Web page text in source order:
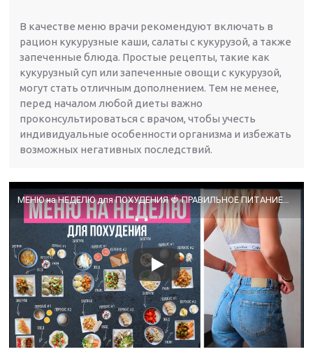
В качестве меню врачи рекомендуют включать в
рацион кукурузные каши, салаты с кукурузой, а также
запеченные блюда. Простые рецепты, такие как
кукурузный суп или запеченные овощи с кукурузой,
могут стать отличным дополнением. Тем не менее,
перед началом любой диеты важно
проконсультироваться с врачом, чтобы учесть
индивидуальные особенности организма и избежать
возможных негативных последствий.